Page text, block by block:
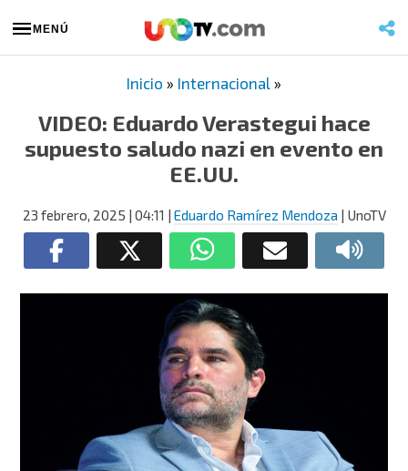
MENÚ
Inicio » Internacional »
VIDEO: Eduardo Verastegui hace
supuesto saludo nazi en evento en
EE.UU.
23 febrero, 2025 | 04:11 | Eduardo Ramírez Mendoza | UnoTV